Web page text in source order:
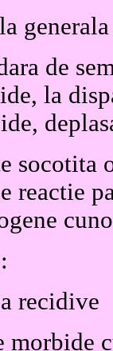
de
la
reactie
:
recidive
morbide